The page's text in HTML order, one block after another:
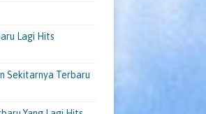
Lagi Hits
Sekitarnya Terbaru